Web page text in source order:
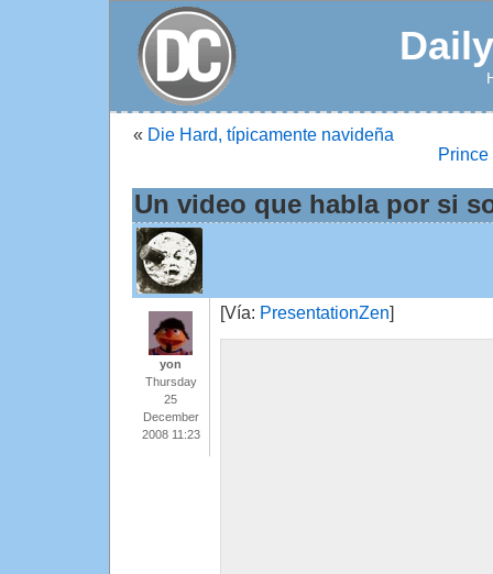
« Die Hard, típicamente navideña
Un video que habla por si
yon
Thursday
25
December
2008 11:23
[Vía: PresentationZen]